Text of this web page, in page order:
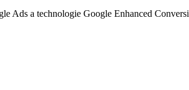
Ads a technologie Google Enhanced